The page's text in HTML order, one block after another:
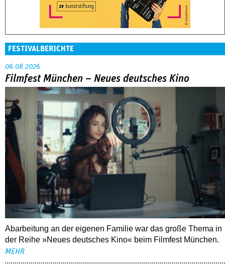
FESTIVALBERICHTE
06.08.2026
Filmfest München – Neues deutsches Kino
Abarbeitung an der eigenen Familie war das große Thema in
der Reihe »Neues deutsches Kino« beim Filmfest München.
MEHR